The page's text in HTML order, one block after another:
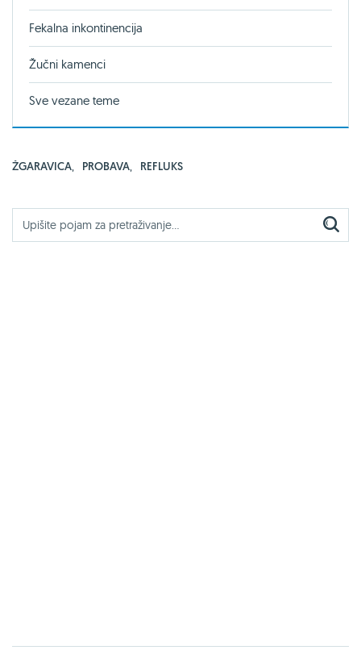
Fekalna inkontinencija
Žučni kamenci
Sve vezane teme
ŽGARAVICA, PROBAVA, REFLUKS